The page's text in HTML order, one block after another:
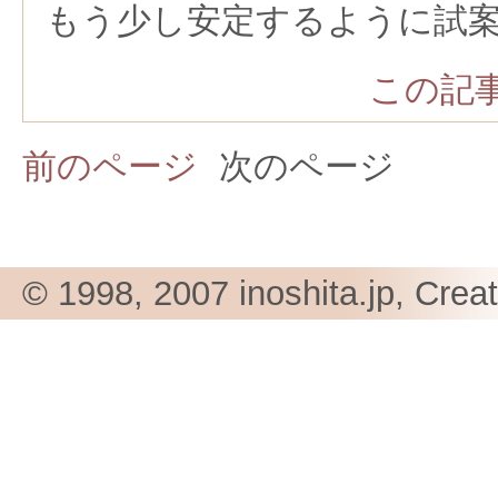
もう少し安定するように試
この記
前のページ
次のページ
© 1998, 2007 inoshita.jp,